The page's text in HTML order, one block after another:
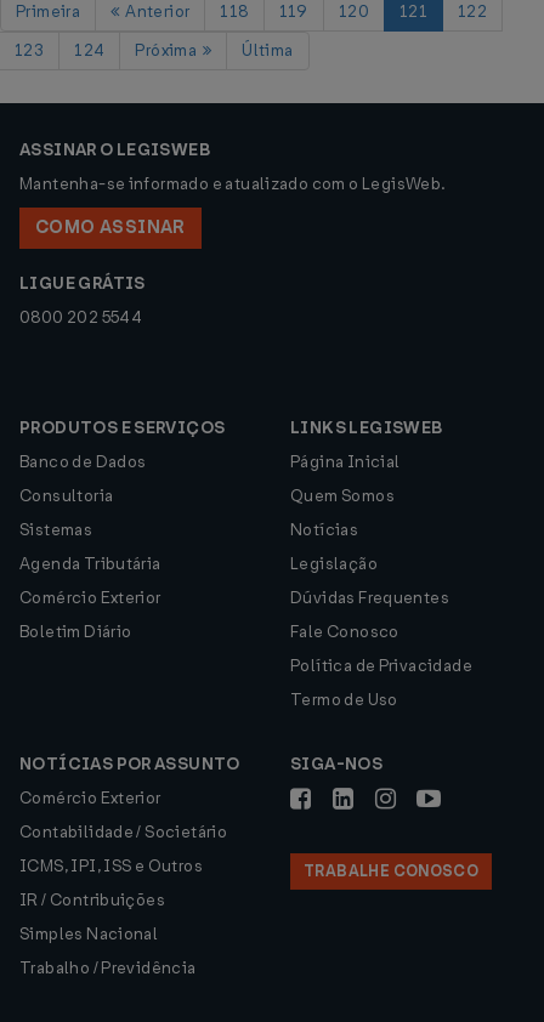
Primeira Anterior 118 119 120 121
122
123
124 Próxima Última
ASSINAR O LEGISWEB
Mantenha-se informado e atualizado com o LegisWeb.
COMO ASSINAR
LIGUE GRÁTIS
0800 202 5544
PRODUTOS E SERVIÇOS
Banco de Dados
Consultoria
Sistemas
Agenda Tributária
Comércio Exterior
Boletim Diário
LINKS LEGISWEB
Página Inicial
Quem Somos
Notícias
Legislação
Dúvidas Frequentes
Fale Conosco
Política de Privacidade
Termo de Uso
NOTÍCIAS POR ASSUNTO
Comércio Exterior
Contabilidade / Societário
ICMS, IPI, ISS e Outros
IR / Contribuições
Simples Nacional
Trabalho / Previdência
SIGA-NOS
TRABALHE CONOSCO